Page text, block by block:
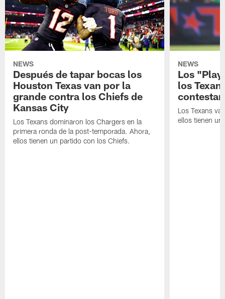
NEWS
Después de tapar bocas los
Houston Texas van por la
grande contra los Chiefs de
Kansas City
Los Texans dominaron los Chargers en la
primera ronda de la post-temporada. Ahora,
ellos tienen un partido con los Chiefs.
NEWS
Los
los
contestar
Los Texans
ellos tienen un